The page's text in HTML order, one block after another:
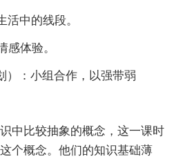
活中的线段。
感体验。
）：小组合作，以强带弱
中比较抽象的概念，这一课时
个概念。他们的知识基础薄